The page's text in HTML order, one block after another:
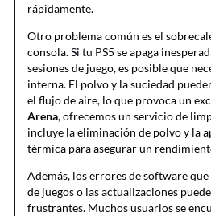
rápidamente.
Otro problema común es el
consola. Si tu PS5 se apaga
sesiones de juego, es posible que
interna. El polvo y la suciedad
el flujo de aire, lo que provoca un
Arena, ofrecemos un servicio de
incluye la eliminación de polvo y la
térmica para asegurar un
Además, los errores de software
de juegos o las actualizaciones
frustrantes. Muchos usuarios se